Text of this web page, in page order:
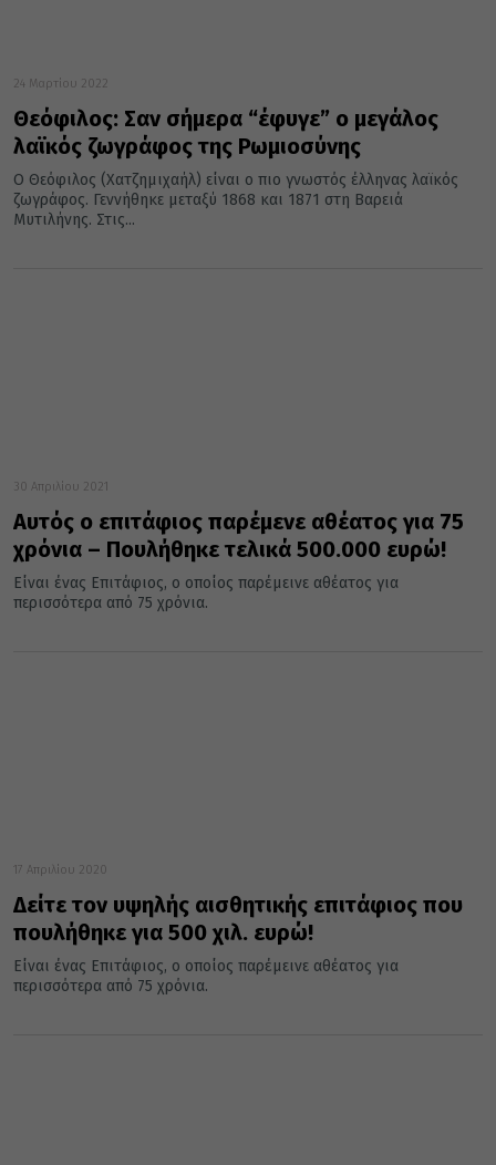
24 Μαρτίου 2022
Θεόφιλος: Σαν σήμερα “έφυγε” ο μεγάλος
λαϊκός ζωγράφος της Ρωμιοσύνης
Ο Θεόφιλος (Χατζημιχαήλ) είναι ο πιο γνωστός έλληνας λαϊκός
ζωγράφος. Γεννήθηκε μεταξύ 1868 και 1871 στη Βαρειά
Μυτιλήνης. Στις...
30 Απριλίου 2021
Αυτός ο επιτάφιος παρέμενε αθέατος για 75
χρόνια – Πουλήθηκε τελικά 500.000 ευρώ!
Είναι ένας Επιτάφιος, ο οποίος παρέμεινε αθέατος για
περισσότερα από 75 χρόνια.
17 Απριλίου 2020
Δείτε τον υψηλής αισθητικής επιτάφιος που
πουλήθηκε για 500 χιλ. ευρώ!
Είναι ένας Επιτάφιος, ο οποίος παρέμεινε αθέατος για
περισσότερα από 75 χρόνια.